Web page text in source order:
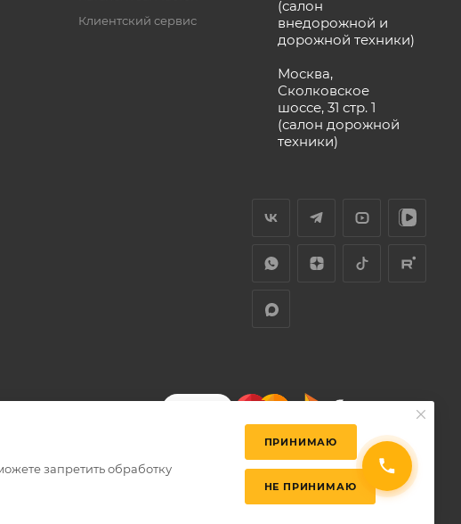
Клиентский сервис
(салон
внедорожной и
дорожной техники)
Москва,
Сколковское
шоссе, 31 стр. 1
(салон дорожной
техники)
запретить обработку
ПРИНИМАЮ
НЕ ПРИНИМАЮ